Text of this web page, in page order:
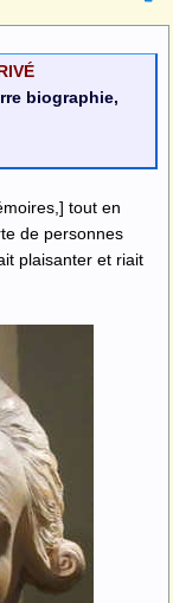
biographie,
tout en
de personnes
plaisanter et riait